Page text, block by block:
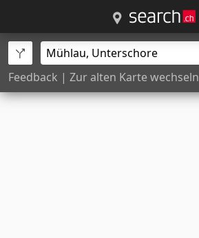
Feedback | Zur alten Karte wechseln